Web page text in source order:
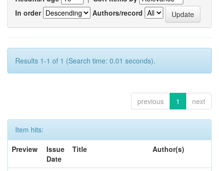
In order
Authors/record
Results 1-1 of 1 (Search time: 0.01 seconds).
previous 1 next
Item hits:
Preview
Issue
Date
Title Author(s)